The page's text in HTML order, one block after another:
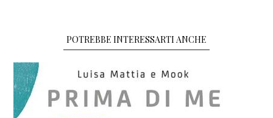
POTREBBE INTERESSARTI ANCHE